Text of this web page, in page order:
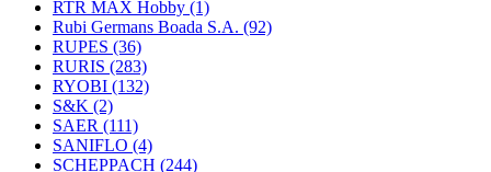
RTR MAX Hobby (1)
Rubi Germans Boada S.A. (92)
RUPES (36)
RURIS (283)
RYOBI (132)
S&K (2)
SAER (111)
SANIFLO (4)
SCHEPPACH (244)